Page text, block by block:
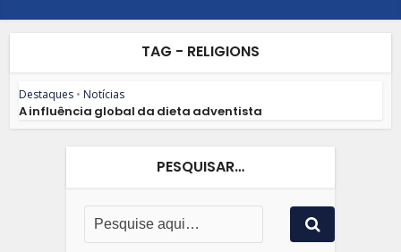
TAG - RELIGIONS
Destaques • Notícias
A influência global da dieta adventista
PESQUISAR…